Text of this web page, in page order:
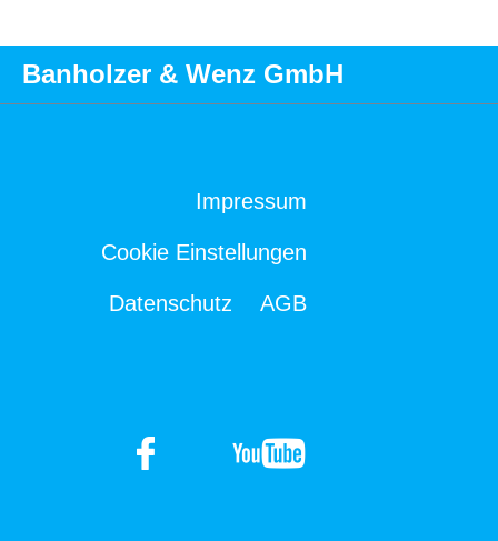
Banholzer & Wenz GmbH
Impressum
Cookie Einstellungen
Datenschutz AGB